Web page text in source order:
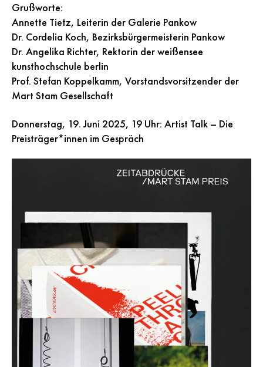
Grußworte:
Annette Tietz, Leiterin der Galerie Pankow
Dr. Cordelia Koch, Bezirksbürgermeisterin Pankow
Dr. Angelika Richter, Rektorin der weißensee
kunsthochschule berlin
Prof. Stefan Koppelkamm, Vorstandsvorsitzender der
Mart Stam Gesellschaft
Donnerstag, 19. Juni 2025, 19 Uhr: Artist Talk – Die
Preisträger*innen im Gespräch